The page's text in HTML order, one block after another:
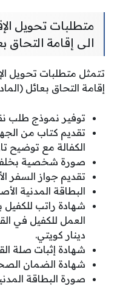
الى إقامة التحاق
إقامة التحاق بعائل (المادة 22) كما
توفير نموذج طلب
تقديم كتاب من
الكفالة مع توضيح
صورة شخصية بخلفية
تقديم جواز السفر
البطاقة المدنية
شهادة راتب للكفيل
دينار كويتي.
شهادة إثبات صلة
شهادة الضمان
صورة البطاقة